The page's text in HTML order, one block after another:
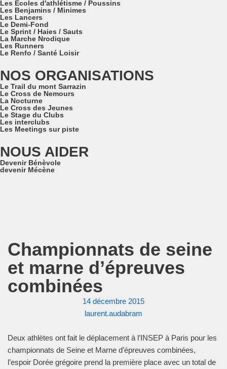
Les Ecoles d'athlétisme / Poussins
Les Benjamins / Minimes
Les Lancers
Le Demi-Fond
Le Sprint / Haies / Sauts
La Marche Nrodique
Les Runners
Le Renfo / Santé Loisir
NOS ORGANISATIONS
Le Trail du mont Sarrazin
Le Cross de Nemours
La Nocturne
Le Cross des Jeunes
Le Stage du Clubs
Les interclubs
Les Meetings sur piste
NOUS AIDER
Devenir Bénèvole
devenir Mécène
Championnats de seine
et marne d’épreuves
combinées
14 décembre 2015
laurent.audabram
Deux athlètes ont fait le déplacement à l’INSEP à Paris pour les
championnats de Seine et Marne d’épreuves combinées,
l’espoir Dorée grégoire prend la première place avec un total de